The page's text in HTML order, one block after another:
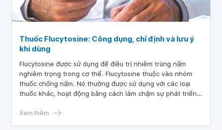
Thuốc Flucytosine: Công dụng, chỉ định và lưu ý
khi dùng
Flucytosine được sử dụng để điều trị nhiễm trùng nấm
nghiêm trọng trong cơ thể. Flucytosine thuộc vào nhóm
thuốc chống nấm. Nó thường được sử dụng với các loại
thuốc khác, hoạt động bằng cách làm chậm sự phát triển
Xem thêm